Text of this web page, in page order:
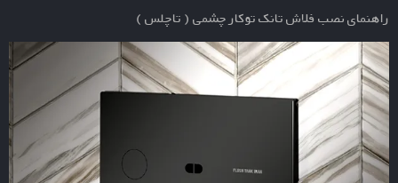
راهنمای نصب فلاش تانک توکار چشمی ( تاچلس )